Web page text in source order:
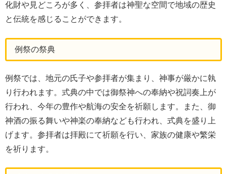
化財や見どころが多く、参拝者は神聖な空間で地域の歴史
と伝統を感じることができます。
例祭の祭典
例祭では、地元の氏子や参拝者が集まり、神事が厳かに執
り行われます。式典の中では御祭神への奉納や祝詞奏上が
行われ、今年の豊作や航海の安全を祈願します。また、御
神酒の振る舞いや神楽の奉納なども行われ、式典を盛り上
げます。参拝者は拝殿にて祈願を行い、家族の健康や繁栄
を祈ります。